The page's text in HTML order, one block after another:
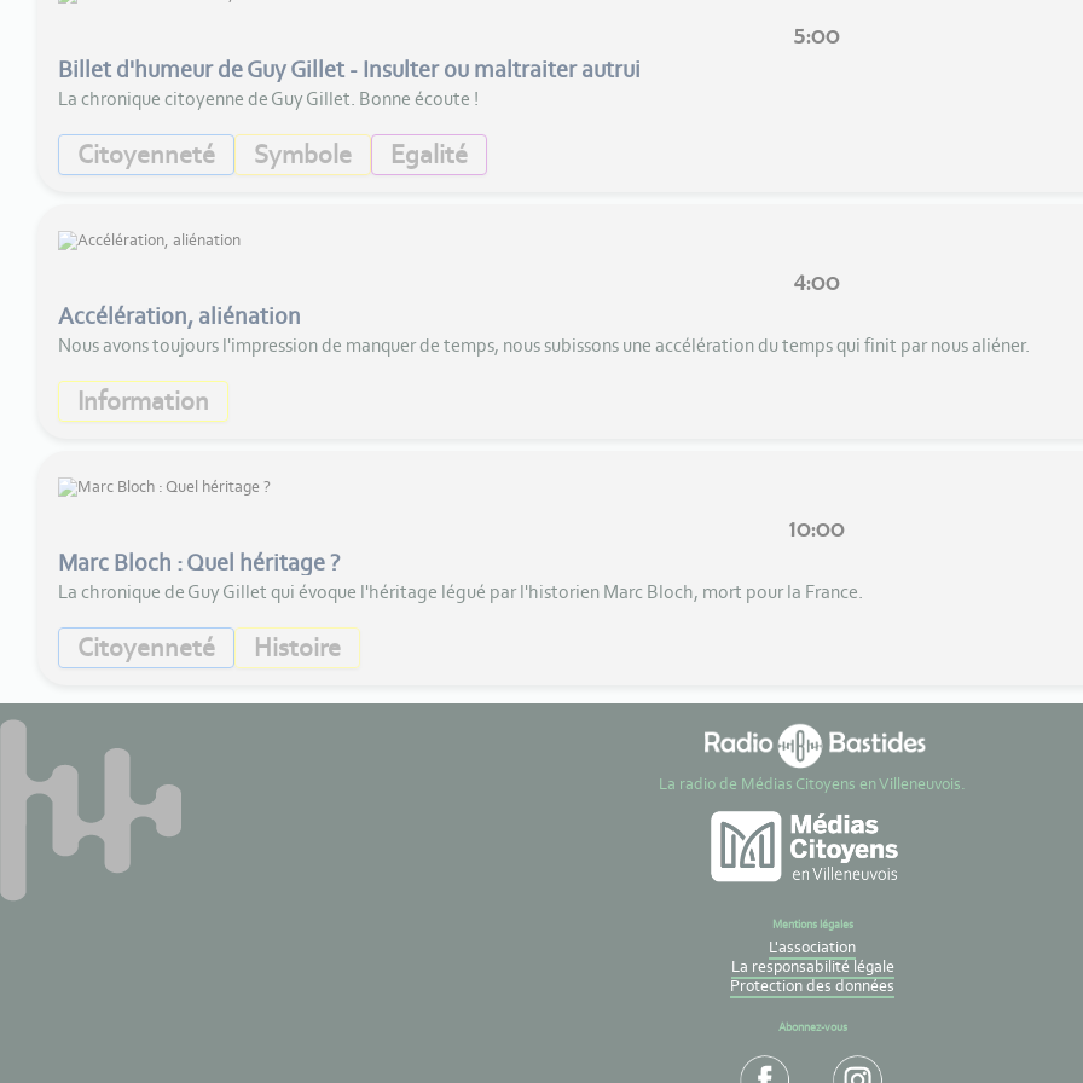
5:00
Billet d'humeur de Guy Gillet - Insulter ou maltraiter autrui
La chronique citoyenne de Guy Gillet. Bonne écoute !
Citoyenneté Symbole Egalité
4:00
Accélération, aliénation
Nous avons toujours l'impression de manquer de temps, nous subissons une accélération du temps qui finit par nous aliéner.
Information
10:00
Marc Bloch : Quel héritage ?
La chronique de Guy Gillet qui évoque l'héritage légué par l'historien Marc Bloch, mort pour la France.
Citoyenneté Histoire
La radio de Médias Citoyens en Villeneuvois.
Mentions légales
L'association
La responsabilité légale
Protection des données
Abonnez-vous